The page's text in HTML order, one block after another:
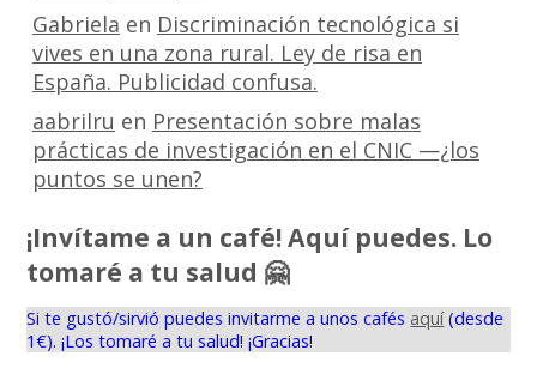
Gabriela en Discriminación tecnológica si
vives en una zona rural. Ley de risa en
España. Publicidad confusa.
aabrilru en Presentación sobre malas
prácticas de investigación en el CNIC —¿los
puntos se unen?
¡Invítame a un café! Aquí puedes. Lo
tomaré a tu salud 🤗
Si te gustó/sirvió puedes invitarme a unos cafés aquí(desde
1€). ¡Los tomaré a tu salud! ¡Gracias!